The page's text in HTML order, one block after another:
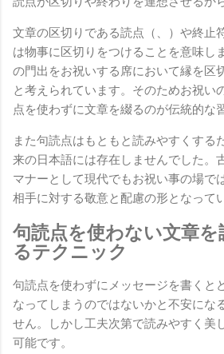
文章の区切りである読点（、）や終止
は物事に区切りをつけることを意味し
の門出をお祝いする席において縁を区
と考えられています。そのためお祝い
点を使わずに文章を綴るのが伝統的な
また句読点はもともと読みやすくする
来の日本語には存在しませんでした。
マナーとして現代でもお祝い事の場で
相手に対する敬意と配慮の形となって
句読点を使わない文章
るテクニック
句読点を使わずにメッセージを書くと
なってしまうのではないかと不安にな
せん。しかし工夫次第で読みやすく美
可能です。